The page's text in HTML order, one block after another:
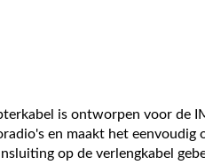
is ontworpen voor
en maakt het
op de verlengkabel